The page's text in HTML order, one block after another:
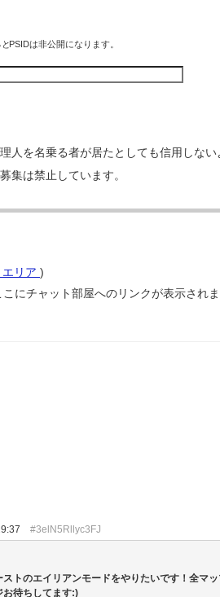
PSIDは非公開になります。
を名乗る者が居たとしても信用しない
集は禁止しています。
リア )
にチャット部屋へのリンクが表示されま
#3elN5Rllyc3FJ
トのエイリアンモードをやりたいです！全マ
お待ちしてます:)